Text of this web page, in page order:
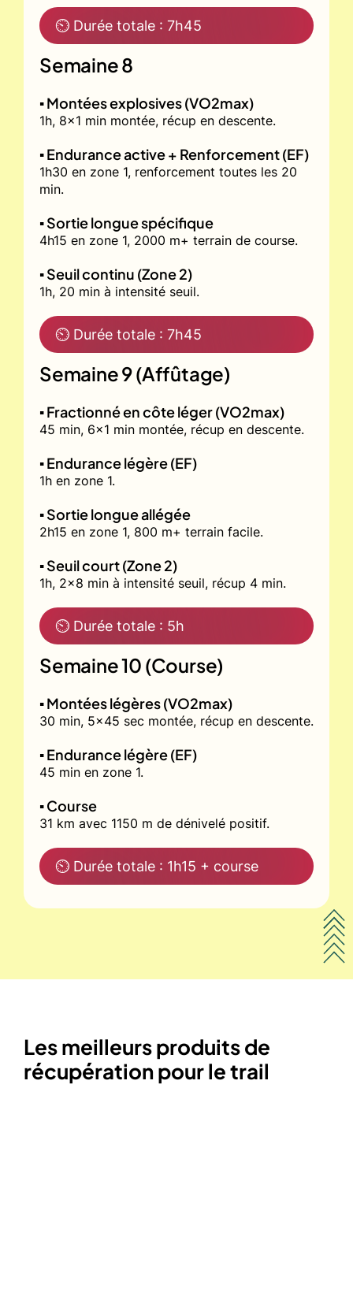
⏲ Durée totale : 7h45
Semaine 8
▪️ Montées explosives (VO2max)
1h, 8x1 min montée, récup en descente.
▪️ Endurance active + Renforcement (EF)
1h30 en zone 1, renforcement toutes les 20
min.
▪️ Sortie longue spécifique
4h15 en zone 1, 2000 m+ terrain de course.
▪️ Seuil continu (Zone 2)
1h, 20 min à intensité seuil.
⏲ Durée totale : 7h45
Semaine 9 (Affûtage)
▪️ Fractionné en côte léger (VO2max)
45 min, 6x1 min montée, récup en descente.
▪️ Endurance légère (EF)
1h en zone 1.
▪️ Sortie longue allégée
2h15 en zone 1, 800 m+ terrain facile.
▪️ Seuil court (Zone 2)
1h, 2x8 min à intensité seuil, récup 4 min.
⏲ Durée totale : 5h
Semaine 10 (Course)
▪️ Montées légères (VO2max)
30 min, 5x45 sec montée, récup en descente.
▪️ Endurance légère (EF)
45 min en zone 1.
▪️ Course
31 km avec 1150 m de dénivelé positif.
⏲ Durée totale : 1h15 + course
Les meilleurs produits de
récupération pour le trail